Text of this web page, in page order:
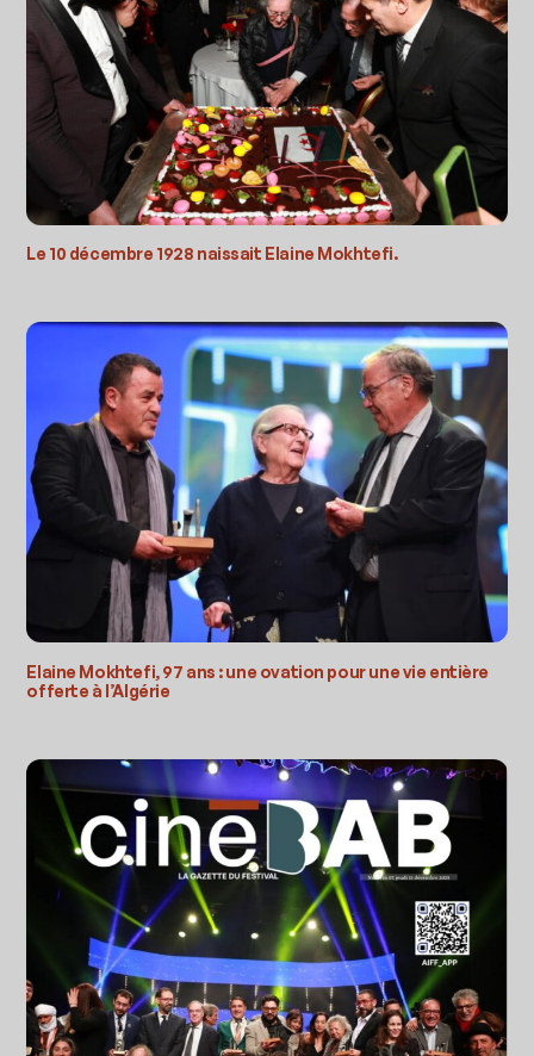
Le 10 décembre 1928 naissait Elaine Mokhtefi.
Elaine Mokhtefi, 97 ans : une ovation pour une vie entière
offerte à l’Algérie